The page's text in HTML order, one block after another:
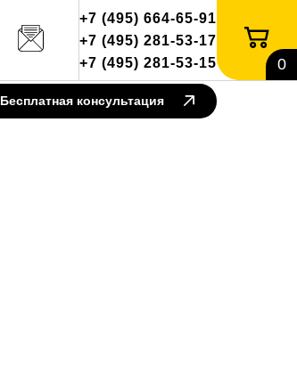
+7 (495) 664-65-91
+7 (495) 281-53-17
+7 (495) 281-53-15
0
Бесплатная консультация